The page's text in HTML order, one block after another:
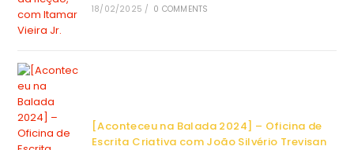
18/02/2025 / 0 COMMENTS
[Aconteceu na Balada 2024] – Oficina de
Escrita Criativa com João Silvério Trevisan